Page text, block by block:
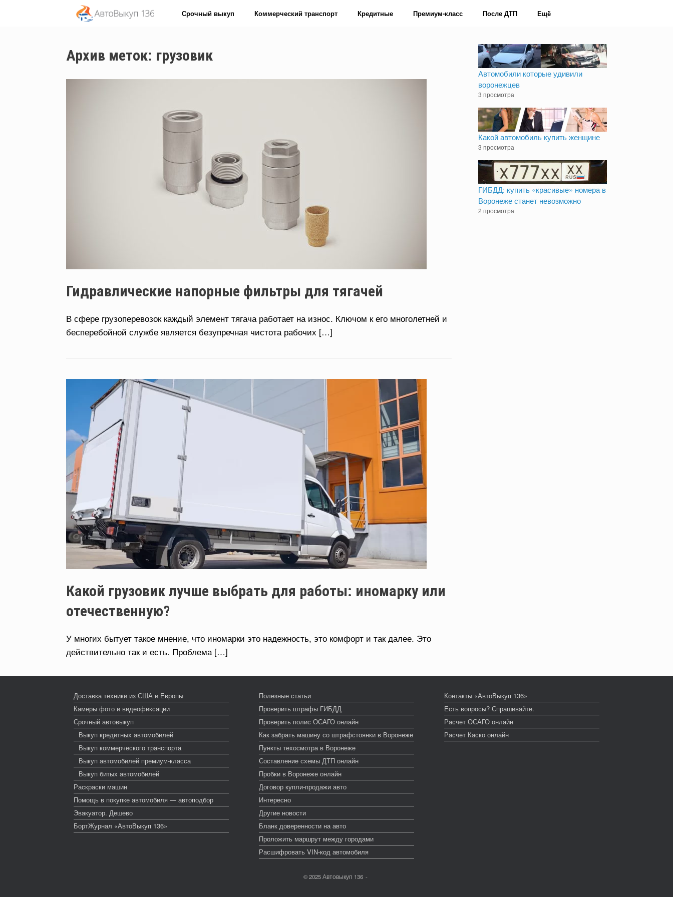
Срочный выкуп Коммерческий транспорт Кредитные Премиум-класс После ДТП Ещё
Архив меток: грузовик
Гидравлические напорные фильтры для тягачей
В сфере грузоперевозок каждый элемент тягача работает на износ. Ключом к его многолетней и
бесперебойной службе является безупречная чистота рабочих […]
Какой грузовик лучше выбрать для работы: иномарку или
отечественную?
У многих бытует такое мнение, что иномарки это надежность, это комфорт и так далее. Это
действительно так и есть. Проблема […]
Автомобили которые удивили
воронежцев
3 просмотра
Какой автомобиль купить женщине
3 просмотра
ГИБДД: купить «красивые» номера в
Воронеже станет невозможно
2 просмотра
Доставка техники из США и Европы
Камеры фото и видеофиксации
Срочный автовыкуп
Выкуп кредитных автомобилей
Выкуп коммерческого транспорта
Выкуп автомобилей премиум-класса
Выкуп битых автомобилей
Раскраски машин
Помощь в покупке автомобиля — автоподбор
Эвакуатор. Дешево
БортЖурнал «АвтоВыкуп 136»
Полезные статьи
Проверить штрафы ГИБДД
Проверить полис ОСАГО онлайн
Как забрать машину со штрафстоянки в Воронеже
Пункты техосмотра в Воронеже
Составление схемы ДТП онлайн
Пробки в Воронеже онлайн
Договор купли-продажи авто
Интересно
Другие новости
Бланк доверенности на авто
Проложить маршрут между городами
Расшифровать VIN-код автомобиля
Контакты «АвтоВыкуп 136»
Есть вопросы? Спрашивайте.
Расчет ОСАГО онлайн
Расчет Каско онлайн
© 2025 Автовыкуп 136